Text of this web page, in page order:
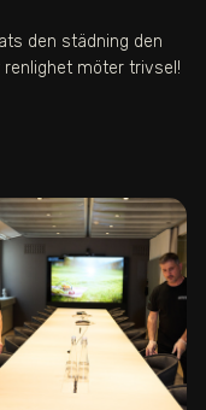
den städning den
möter trivsel!